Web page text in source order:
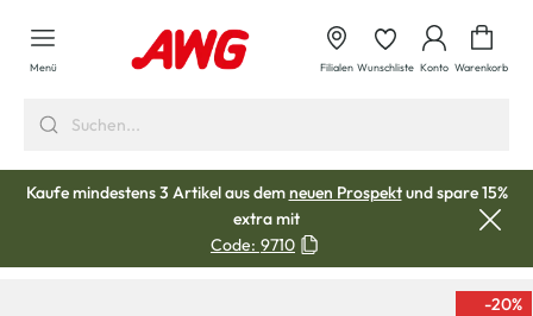
springen
Menü Filialen Wunschliste Konto Warenkorb
Kaufe mindestens 3 Artikel aus demneuen Prospektund spare 15%
extra mit
Code: 9710
-20%